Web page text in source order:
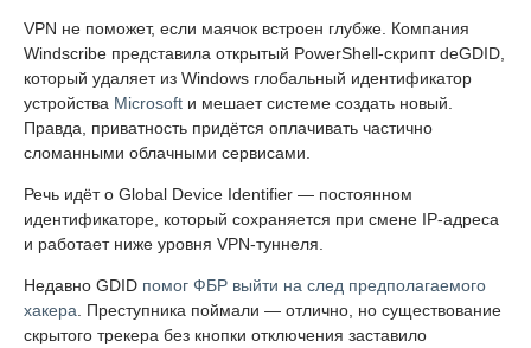
VPN не поможет, если маячок встроен глубже. Компания
Windscribe представила открытый PowerShell-скрипт deGDID,
который удаляет из Windows глобальный идентификатор
устройства Microsoft и мешает системе создать новый.
Правда, приватность придётся оплачивать частично
сломанными облачными сервисами.
Речь идёт о Global Device Identifier — постоянном
идентификаторе, который сохраняется при смене IP-адреса
и работает ниже уровня VPN-туннеля.
Недавно GDID помог ФБР выйти на след предполагаемого
хакера . Преступника поймали — отлично, но существование
скрытого трекера без кнопки отключения заставило